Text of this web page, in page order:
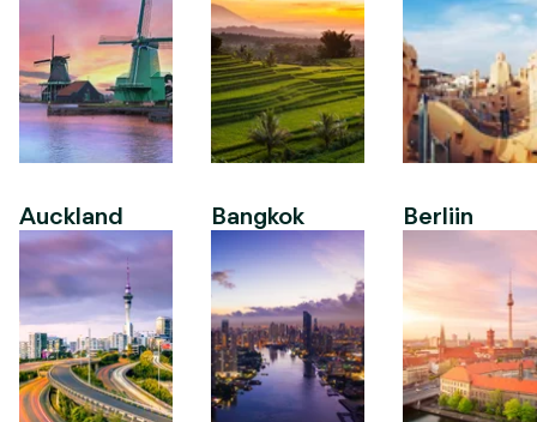
Auckland Bangkok Berliin